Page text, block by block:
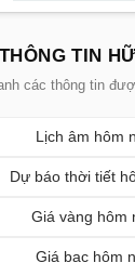
THÔNG TIN
các thông tin
Lịch âm hôm
Dự báo thời tiết
Giá vàng hôm
Giá bạc hôm